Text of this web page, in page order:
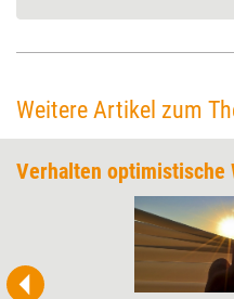
Weitere Artikel zum
Verhalten optimistische